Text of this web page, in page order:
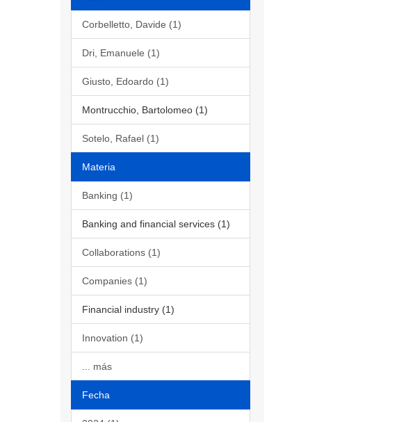
Corbelletto, Davide (1)
Dri, Emanuele (1)
Giusto, Edoardo (1)
Montrucchio, Bartolomeo (1)
Sotelo, Rafael (1)
Materia
Banking (1)
Banking and financial services (1)
Collaborations (1)
Companies (1)
Financial industry (1)
Innovation (1)
... más
Fecha